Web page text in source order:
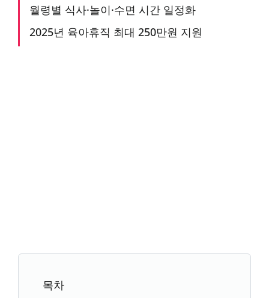
월령별 식사·놀이·수면 시간 일정화
2025년 육아휴직 최대 250만원 지원
목차